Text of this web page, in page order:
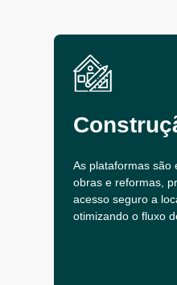
As plataformas são
obras e reformas,
acesso seguro a
otimizando o fluxo